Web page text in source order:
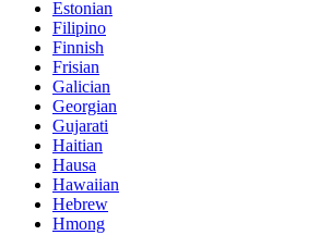
Estonian
Filipino
Finnish
Frisian
Galician
Georgian
Gujarati
Haitian
Hausa
Hawaiian
Hebrew
Hmong